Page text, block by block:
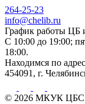
264-25-23
info@chelib.ru
График работы
С 10:00 до 19:00;
18:00.
Находимся по
454091, г.
© 2026 МКУК ЦБС